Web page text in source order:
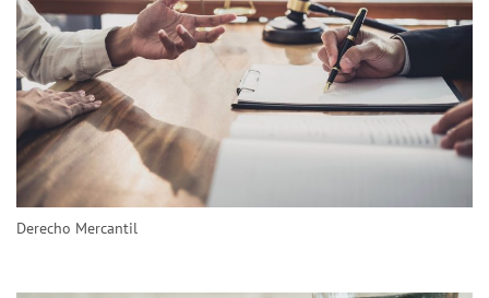
Derecho Mercantil